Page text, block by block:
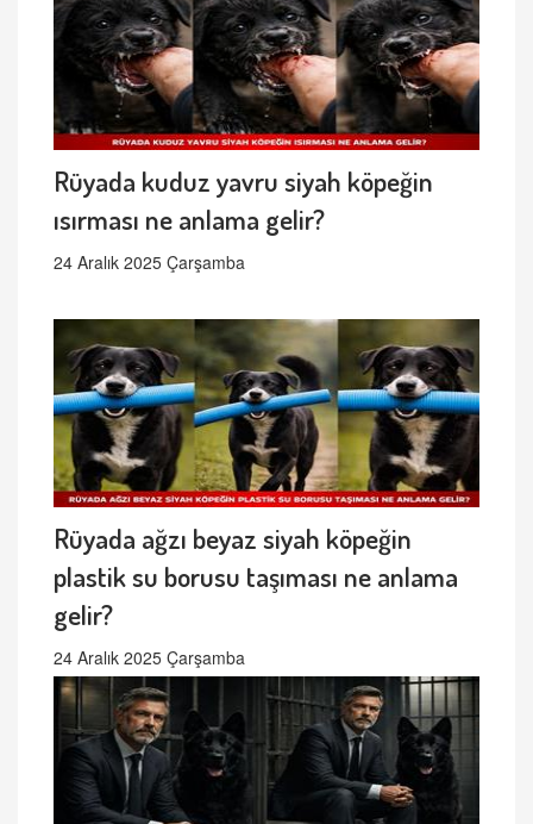
Rüyada kuduz yavru siyah köpeğin
ısırması ne anlama gelir?
24 Aralık 2025 Çarşamba
Rüyada ağzı beyaz siyah köpeğin
plastik su borusu taşıması ne anlama
gelir?
24 Aralık 2025 Çarşamba